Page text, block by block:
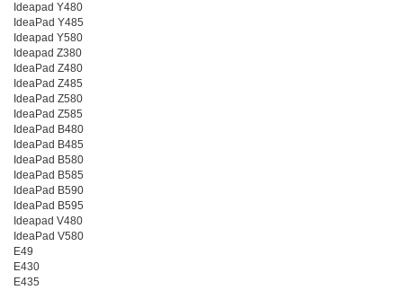
Ideapad Y480
IdeaPad Y485
Ideapad Y580
Ideapad Z380
IdeaPad Z480
IdeaPad Z485
IdeaPad Z580
IdeaPad Z585
IdeaPad B480
IdeaPad B485
IdeaPad B580
IdeaPad B585
IdeaPad B590
IdeaPad B595
Ideapad V480
IdeaPad V580
E49
E430
E435